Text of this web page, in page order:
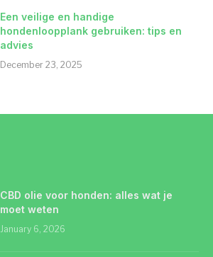
Een veilige en handige
hondenloopplank gebruiken: tips en
advies
December 23, 2025
CBD olie voor honden: alles wat je
moet weten
January 6, 2026